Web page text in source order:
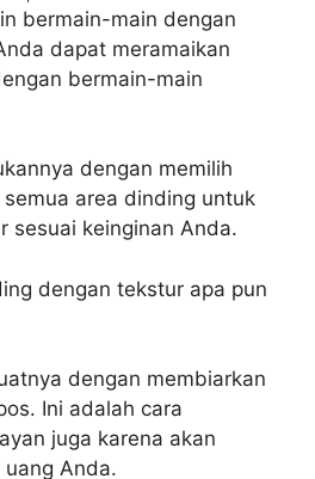
bermain-main dengan
dapat meramaikan
bermain-main
dengan memilih
area dinding untuk
sesuai keinginan Anda.
dengan tekstur apa pun
dengan membiarkan
Ini adalah cara
juga karena akan
Anda.